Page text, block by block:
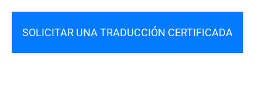
SOLICITAR UNA TRADUCCIÓN CERTIFICADA